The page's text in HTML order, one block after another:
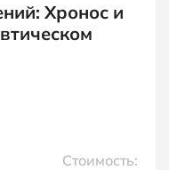
Хронос и
Стоимость: